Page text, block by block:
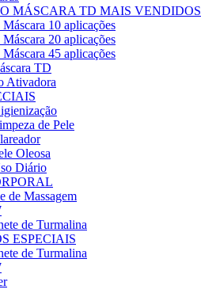
MÁSCARA TD MAIS VENDIDOS
10 aplicações
20 aplicações
45 aplicações
TD
Ativadora
de Pele
Oleosa
Diário
de Massagem
de Turmalina
ESPECIAIS
de Turmalina